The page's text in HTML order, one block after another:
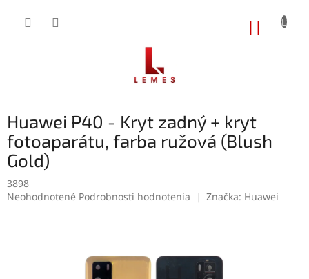
Huawei P40 - Kryt zadný + kryt
fotoaparátu, farba ružová (Blush
Gold)
3898
Priemerné
Neohodnotené Podrobnosti hodnotenia Značka: Huawei